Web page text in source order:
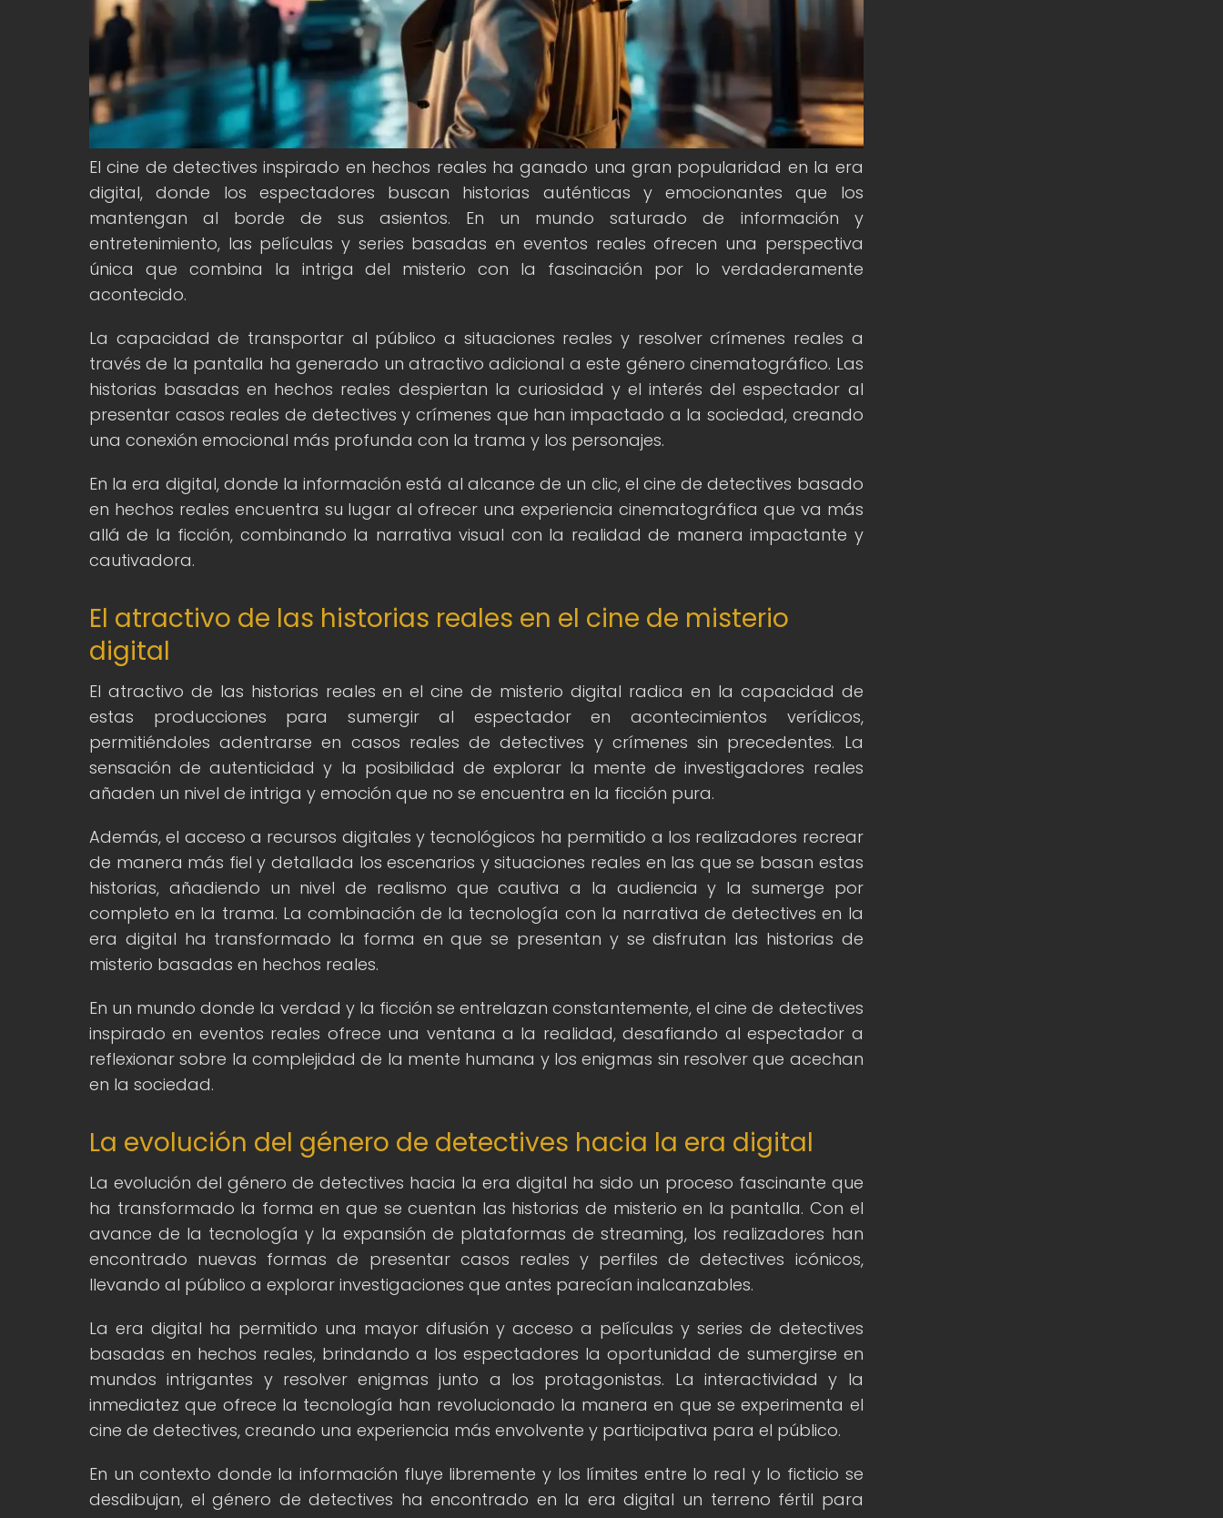
El cine de detectives inspirado en hechos reales ha ganado una gran popularidad en la era
digital, donde los espectadores buscan historias auténticas y emocionantes que los
mantengan al borde de sus asientos. En un mundo saturado de información y
entretenimiento, las películas y series basadas en eventos reales ofrecen una perspectiva
única que combina la intriga del misterio con la fascinación por lo verdaderamente
acontecido.
La capacidad de transportar al público a situaciones reales y resolver crímenes reales a
través de la pantalla ha generado un atractivo adicional a este género cinematográfico. Las
historias basadas en hechos reales despiertan la curiosidad y el interés del espectador al
presentar casos reales de detectives y crímenes que han impactado a la sociedad, creando
una conexión emocional más profunda con la trama y los personajes.
En la era digital, donde la información está al alcance de un clic, el cine de detectives basado
en hechos reales encuentra su lugar al ofrecer una experiencia cinematográfica que va más
allá de la ficción, combinando la narrativa visual con la realidad de manera impactante y
cautivadora.
El atractivo de las historias reales en el cine de misterio
digital
El atractivo de las historias reales en el cine de misterio digital radica en la capacidad de
estas producciones para sumergir al espectador en acontecimientos verídicos,
permitiéndoles adentrarse en casos reales de detectives y crímenes sin precedentes. La
sensación de autenticidad y la posibilidad de explorar la mente de investigadores reales
añaden un nivel de intriga y emoción que no se encuentra en la ficción pura.
Además, el acceso a recursos digitales y tecnológicos ha permitido a los realizadores recrear
de manera más fiel y detallada los escenarios y situaciones reales en las que se basan estas
historias, añadiendo un nivel de realismo que cautiva a la audiencia y la sumerge por
completo en la trama. La combinación de la tecnología con la narrativa de detectives en la
era digital ha transformado la forma en que se presentan y se disfrutan las historias de
misterio basadas en hechos reales.
En un mundo donde la verdad y la ficción se entrelazan constantemente, el cine de detectives
inspirado en eventos reales ofrece una ventana a la realidad, desafiando al espectador a
reflexionar sobre la complejidad de la mente humana y los enigmas sin resolver que acechan
en la sociedad.
La evolución del género de detectives hacia la era digital
La evolución del género de detectives hacia la era digital ha sido un proceso fascinante que
ha transformado la forma en que se cuentan las historias de misterio en la pantalla. Con el
avance de la tecnología y la expansión de plataformas de streaming, los realizadores han
encontrado nuevas formas de presentar casos reales y perfiles de detectives icónicos,
llevando al público a explorar investigaciones que antes parecían inalcanzables.
La era digital ha permitido una mayor difusión y acceso a películas y series de detectives
basadas en hechos reales, brindando a los espectadores la oportunidad de sumergirse en
mundos intrigantes y resolver enigmas junto a los protagonistas. La interactividad y la
inmediatez que ofrece la tecnología han revolucionado la manera en que se experimenta el
cine de detectives, creando una experiencia más envolvente y participativa para el público.
En un contexto donde la información fluye libremente y los límites entre lo real y lo ficticio se
desdibujan, el género de detectives ha encontrado en la era digital un terreno fértil para